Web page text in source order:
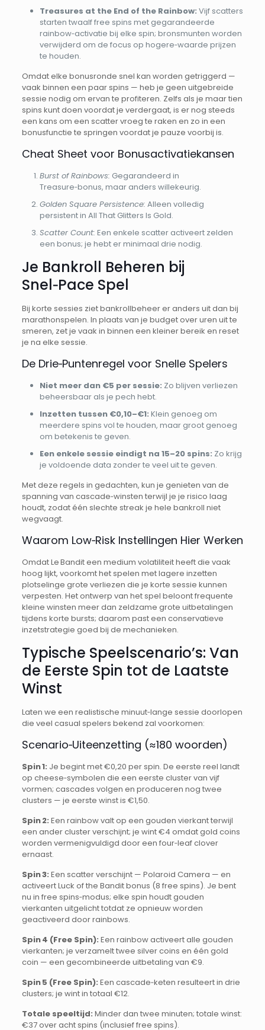
Treasures at the End of the Rainbow: Vijf scatters
starten twaalf free spins met gegarandeerde
rainbow‑activatie bij elke spin; bronsmunten worden
verwijderd om de focus op hogere‑waarde prijzen
te houden.
Omdat elke bonusronde snel kan worden getriggerd —
vaak binnen een paar spins — heb je geen uitgebreide
sessie nodig om ervan te profiteren. Zelfs als je maar tien
spins kunt doen voordat je verdergaat, is er nog steeds
een kans om een scatter vroeg te raken en zo in een
bonusfunctie te springen voordat je pauze voorbij is.
Cheat Sheet voor Bonusactivatiekansen
Burst of Rainbows: Gegarandeerd in
Treasure‑bonus, maar anders willekeurig.
Golden Square Persistence: Alleen volledig
persistent in All That Glitters Is Gold.
Scatter Count: Een enkele scatter activeert zelden
een bonus; je hebt er minimaal drie nodig.
Je Bankroll Beheren bij
Snel‑Pace Spel
Bij korte sessies ziet bankrollbeheer er anders uit dan bij
marathonspelen. In plaats van je budget over uren uit te
smeren, zet je vaak in binnen een kleiner bereik en reset
je na elke sessie.
De Drie‑Puntenregel voor Snelle Spelers
Niet meer dan €5 per sessie: Zo blijven verliezen
beheersbaar als je pech hebt.
Inzetten tussen €0,10–€1: Klein genoeg om
meerdere spins vol te houden, maar groot genoeg
om betekenis te geven.
Een enkele sessie eindigt na 15–20 spins: Zo krijg
je voldoende data zonder te veel uit te geven.
Met deze regels in gedachten, kun je genieten van de
spanning van cascade‑winsten terwijl je je risico laag
houdt, zodat één slechte streak je hele bankroll niet
wegvaagt.
Waarom Low‑Risk Instellingen Hier Werken
Omdat Le Bandit een medium volatiliteit heeft die vaak
hoog lijkt, voorkomt het spelen met lagere inzetten
plotselinge grote verliezen die je korte sessie kunnen
verpesten. Het ontwerp van het spel beloont frequente
kleine winsten meer dan zeldzame grote uitbetalingen
tijdens korte bursts; daarom past een conservatieve
inzetstrategie goed bij de mechanieken.
Typische Speelscenario’s: Van
de Eerste Spin tot de Laatste
Winst
Laten we een realistische minuut‑lange sessie doorlopen
die veel casual spelers bekend zal voorkomen:
Scenario‑Uiteenzetting (≈180 woorden)
Spin 1: Je begint met €0,20 per spin. De eerste reel landt
op cheese‑symbolen die een eerste cluster van vijf
vormen; cascades volgen en produceren nog twee
clusters — je eerste winst is €1,50.
Spin 2: Een rainbow valt op een gouden vierkant terwijl
een ander cluster verschijnt; je wint €4 omdat gold coins
worden vermenigvuldigd door een four‑leaf clover
ernaast.
Spin 3: Een scatter verschijnt — Polaroid Camera — en
activeert Luck of the Bandit bonus (8 free spins). Je bent
nu in free spins‑modus; elke spin houdt gouden
vierkanten uitgelicht totdat ze opnieuw worden
geactiveerd door rainbows.
Spin 4 (Free Spin): Een rainbow activeert alle gouden
vierkanten; je verzamelt twee silver coins en één gold
coin — een gecombineerde uitbetaling van €9.
Spin 5 (Free Spin): Een cascade‑keten resulteert in drie
clusters; je wint in totaal €12.
Totale speeltijd: Minder dan twee minuten; totale winst:
€37 over acht spins (inclusief free spins).